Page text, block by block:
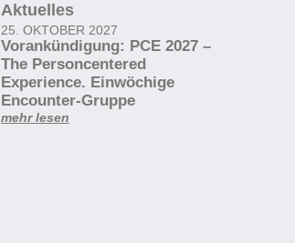
Aktuelles
25. OKTOBER 2027
Vorankündigung: PCE 2027 –
The Personcentered
Experience. Einwöchige
Encounter-Gruppe
mehr lesen